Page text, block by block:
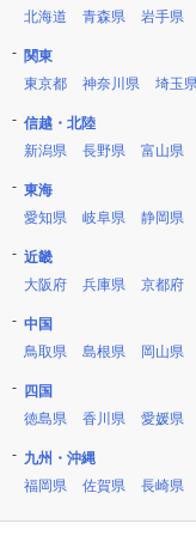
北海道
青森県 岩手県
関東
東京都
神奈川県 埼玉
信越・北陸
新潟県
長野県 富山県
東海
愛知県
岐阜県 静岡県
近畿
大阪府
兵庫県 京都府
中国
鳥取県
島根県 岡山県
四国
徳島県
香川県 愛媛県
九州・沖縄
福岡県
佐賀県 長崎県